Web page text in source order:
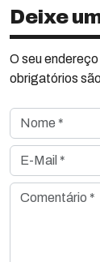
Deixe
O seu
obrigatórios
Nome *
E-Mail *
Comentário *